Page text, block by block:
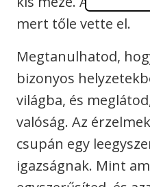
mert tőle vette el.
Megtanulhatod,
bizonyos
világba, és
valóság. Az
csupán egy
igazságnak. Mint